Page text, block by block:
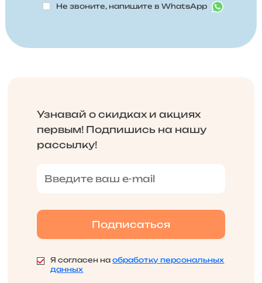
Не звоните, напишите в WhatsApp
Узнавай о скидках и акциях
первым! Подпишись на нашу
рассылку!
Я согласен наобработку персональных
данных